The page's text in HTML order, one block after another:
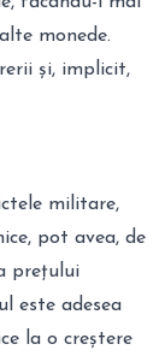
monede.
și, implicit,
militare,
pot avea, de
prețului
este adesea
la o creștere